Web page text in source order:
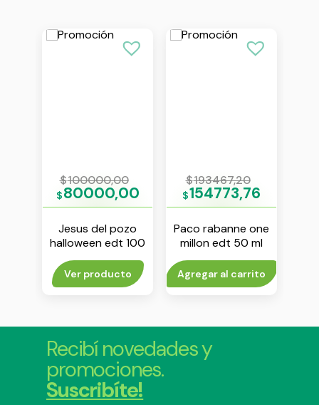
$100000,00
$80000,00
Jesus del pozo
halloween edt 100
ml
Ver producto
$193467,20
$154773,76
Paco rabanne one
millon edt 50 ml
Agregar al carrito
Recibí novedades y
promociones.
Suscribíte!